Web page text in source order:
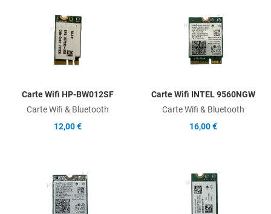
Add to Compare
Carte Wifi HP-BW012SF
Carte Wifi & Bluetooth
12,00 €
Carte Wifi INTEL 9560NGW
Carte Wifi & Bluetooth
16,00 €
Add to Compare